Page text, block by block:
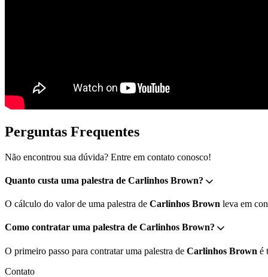
Perguntas Frequentes
Não encontrou sua dúvida? Entre em contato conosco!
Quanto custa uma palestra de Carlinhos Brown?
O cálculo do valor de uma palestra de Carlinhos Brown leva em
Como contratar uma palestra de Carlinhos Brown?
O primeiro passo para contratar uma palestra de Carlinhos Brown é
Contato